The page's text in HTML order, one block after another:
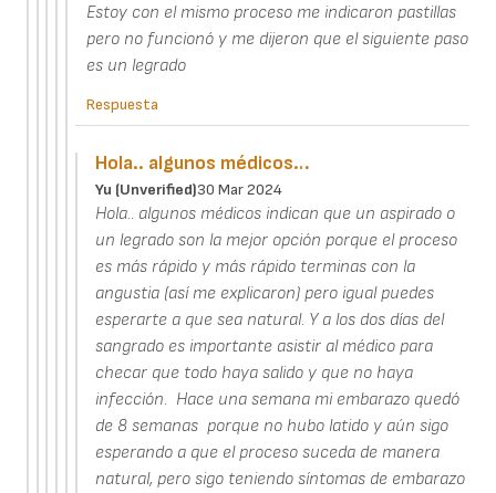
Estoy con el mismo proceso me indicaron pastillas
pero no funcionó y me dijeron que el siguiente paso
es un legrado
Respuesta
Hola.. algunos médicos…
Yu (unverified)30 Mar 2024
Hola.. algunos médicos indican que un aspirado o
un legrado son la mejor opción porque el proceso
es más rápido y más rápido terminas con la
angustia (así me explicaron) pero igual puedes
esperarte a que sea natural. Y a los dos días del
sangrado es importante asistir al médico para
checar que todo haya salido y que no haya
infección. Hace una semana mi embarazo quedó
de 8 semanas porque no hubo latido y aún sigo
esperando a que el proceso suceda de manera
natural, pero sigo teniendo síntomas de embarazo